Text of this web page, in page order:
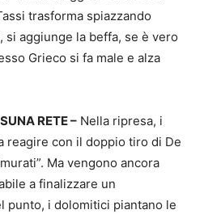
trasforma spiazzando
aggiunge la beffa, se è vero
Grieco si fa male e alza
RETE – Nella ripresa, i
reagire con il doppio tiro di De
Ma vengono ancora
a finalizzare un
punto, i dolomitici piantano le